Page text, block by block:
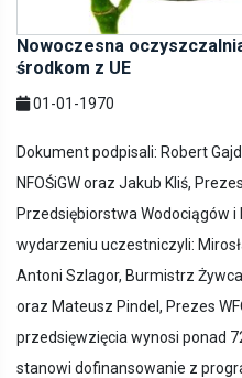
Nowoczesna
środkom z UE
01-01-1970
Dokument podpisali: Robert
NFOŚiGW oraz Jakub Kliś,
Przedsiębiorstwa Wodociągów i
wydarzeniu uczestniczyli:
Antoni Szlagor, Burmistrz
oraz Mateusz Pindel, Prezes
przedsięwzięcia wynosi ponad
stanowi dofinansowanie z